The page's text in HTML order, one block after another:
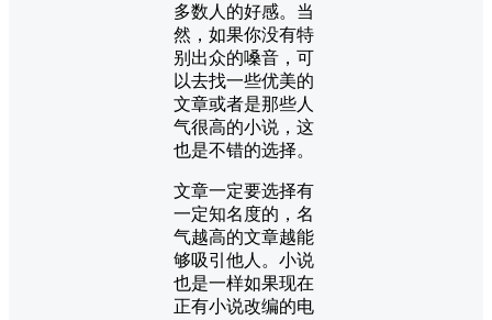
多数人的好感。当
然，如果你没有特
别出众的嗓音，可
以去找一些优美的
文章或者是那些人
气很高的小说，这
也是不错的选择。
文章一定要选择有
一定知名度的，名
气越高的文章越能
够吸引他人。小说
也是一样如果现在
正有小说改编的电